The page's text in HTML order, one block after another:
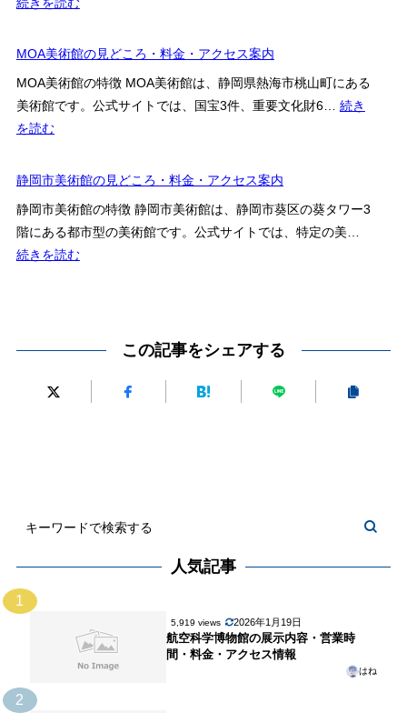
介
美
術
生
ア
ー
ウ
ス
MOA美術館の見どころ・料金・アクセス案内
MOA美術館の特徴 MOA美術館は、静岡県熱海市桃山町にある
美術館です。公式サイトでは、国宝3件、重要文化財6… 続き
を読む:
美
館
の
見
料
ア
静岡市美術館の見どころ・料金・アクセス案内
静岡市美術館の特徴 静岡市美術館は、静岡市葵区の葵タワー3
階にある都市型の美術館です。公式サイトでは、特定の美…
続きを読む:
料
ア
ス
案
この記事をシェアする
人気記事
1
5,919 views 2026年1月19日
航空科学博物館の展示内容・営業時
間・料金・アクセス情報
はね
2